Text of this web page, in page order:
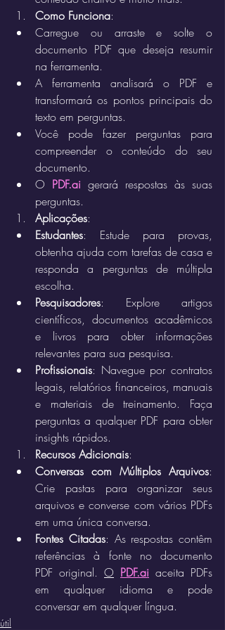
Como Funciona:
Carregue ou arraste e solte o
documento PDF que deseja resumir
na ferramenta.
A ferramenta analisará o PDF e
transformará os pontos principais do
texto em perguntas.
Você pode fazer perguntas para
compreender o conteúdo do seu
documento.
O PDF.ai gerará respostas às suas
perguntas.
Aplicações:
Estudantes: Estude para provas,
obtenha ajuda com tarefas de casa e
responda a perguntas de múltipla
escolha.
Pesquisadores: Explore artigos
científicos, documentos acadêmicos
e livros para obter informações
relevantes para sua pesquisa.
Profissionais: Navegue por contratos
legais, relatórios financeiros, manuais
e materiais de treinamento. Faça
perguntas a qualquer PDF para obter
insights rápidos.
Recursos Adicionais:
Conversas com Múltiplos Arquivos:
Crie pastas para organizar seus
arquivos e converse com vários PDFs
em uma única conversa.
Fontes Citadas: As respostas contêm
referências à fonte no documento
PDF original. O PDF.ai aceita PDFs
em qualquer idioma e pode
conversar em qualquer língua.
útil